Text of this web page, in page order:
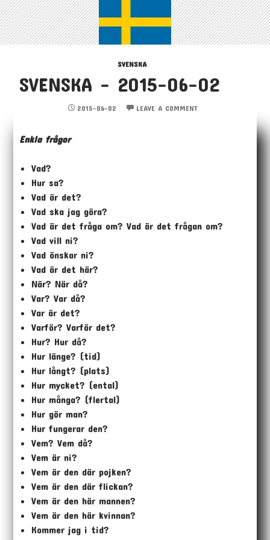
SVENSKA
SVENSKA – 2015-06-02
2015-06-02 LEAVE A COMMENT
Enkla frågor
Vad?
Hur sa?
Vad är det?
Vad ska jag göra?
Vad är det fråga om? Vad är det frågan om?
Vad vill ni?
Vad önskar ni?
Vad är det här?
När? När då?
Var? Var då?
Var är det?
Varför? Varför det?
Hur? Hur då?
Hur länge? (tid)
Hur långt? (plats)
Hur mycket? (ental)
Hur många? (flertal)
Hur gör man?
Hur fungerar den?
Vem? Vem då?
Vem är ni?
Vem är den där pojken?
Vem är den där flickan?
Vem är den här mannen?
Vem är den här kvinnan?
Kommer jag i tid?